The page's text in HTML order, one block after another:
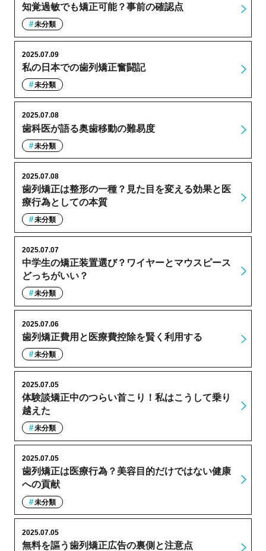
知覚過敏でも矯正可能？事前の確認点
未分類
私の日本での歯列矯正奮闘記
2025.07.09
未分類
歯科医が語る奥歯移動の難易度
2025.07.08
未分類
歯列矯正は整形の一種？見た目を変える効果と医
療行為としての本質
2025.07.08
未分類
中学生の矯正装置選び？ワイヤーとマウスピース
どっちがいい？
2025.07.07
未分類
歯列矯正費用と医療費控除を賢く利用する
2025.07.06
未分類
体験談矯正中のつらい首こり！私はこうして乗り
越えた
2025.07.05
未分類
歯列矯正は医療行為？美容目的だけではない健康
への貢献
2025.07.05
未分類
無料を謳う歯列矯正広告の裏側と注意点
2025.07.05